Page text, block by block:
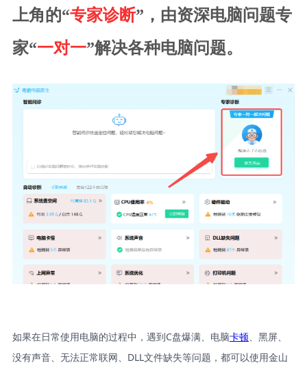
上角的“专家诊断”，由资深电脑问题专
家“一对一”解决各种电脑问题。
如果在日常使用电脑的过程中，遇到C盘爆满、电脑卡顿、黑屏、
没有声音、无法正常联网、DLL文件缺失等问题，都可以使用金山